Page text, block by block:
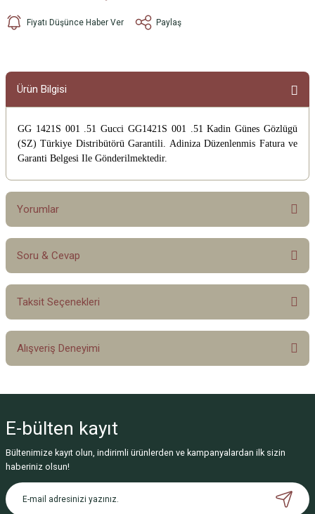
Fiyatı Düşünce Haber Ver Paylaş
Ürün Bilgisi
GG 1421S 001 .51 Gucci GG1421S 001 .51 Kadin Günes Gözlügü
(SZ)Türkiye Distribütörü Garantili. Adiniza Düzenlenmis Fatura ve
Garanti Belgesi Ile Gönderilmektedir.
Yorumlar
Bu ürüne ilk yorumu siz yapın!
Soru & Cevap
Ürün hakkında henüz soru sorulmamış.
Taksit Seçenekleri
Alışveriş Deneyimi
Deneyimini Paylaş
E-bülten kayıt
Bültenimize kayıt olun, indirimli ürünlerden ve kampanyalardan ilk sizin
haberiniz olsun!